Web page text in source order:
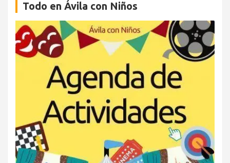
Todo en Ávila con Niños